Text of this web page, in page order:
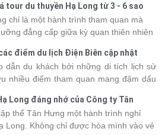
tất cả đã tạo nên một chuyến đi
ấn khó quên.
tour du thuyền Hạ Long từ 3 - 6 sao
chỉ là một hành trình tham quan mà
đẳng cấp giữa kỳ quan thiên nhiên
khách băn khoăn khi lựa chọn. Bài viết
giá tour du thuyền Hạ Long mới nhất
dễ dàng so sánh và tìm được hành
cũng như ngân sách.
điểm du lịch Điện Biên cập nhật
dẫn du khách bởi những di tích lịch sử
nhiều điểm tham quan mang đậm dấu
nhật trước giá vé sẽ giúp bạn chủ
chi phí. Cùng Vietsense Travel tham
các điểm du lịch Điện Biênmới nhất
Long đáng nhớ của Công ty Tân
thể Tân Hưng một hành trình nghỉ
Long. Không chỉ được hòa mình vào vẻ